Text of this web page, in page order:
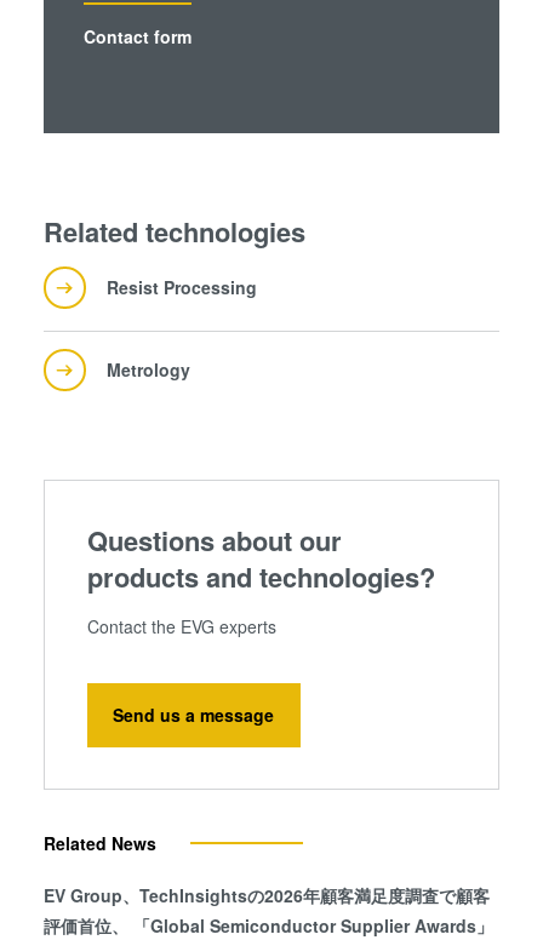
our cookies if you continue to use our website.
Contact form
Related technologies
Resist Processing
Metrology
Questions about our
products and technologies?
Contact the EVG experts
Send us a message
Related News
EV Group、TechInsightsの2026年顧客満足度調査で顧客
評価首位、 「Global Semiconductor Supplier Awards」